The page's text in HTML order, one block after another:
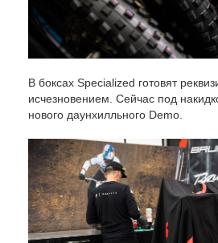
В боксах Specialized готовят
исчезновением. Сейчас под
нового даунхилльного Demo.